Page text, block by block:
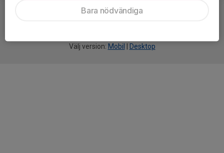
Välj version: Mobil Desktop
Bara nödvändiga